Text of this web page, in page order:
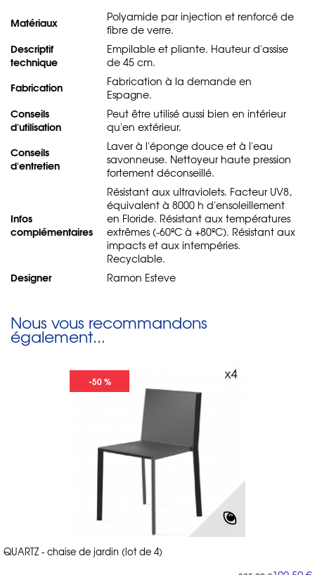
Matériaux
Polyamide par injection et renforcé de
fibre de verre.
Descriptif
technique
Empilable et pliante. Hauteur d'assise
de 45 cm.
Fabrication
Fabrication à la demande en
Espagne.
Conseils
d'utilisation
Peut être utilisé aussi bien en intérieur
qu'en extérieur.
Conseils
d'entretien
Laver à l'éponge douce et à l'eau
savonneuse. Nettoyeur haute pression
fortement déconseillé.
Infos
complémentaires
Résistant aux ultraviolets. Facteur UV8,
équivalent à 8000 h d'ensoleillement
en Floride. Résistant aux températures
extrêmes (-60ºC à +80ºC). Résistant aux
impacts et aux intempéries.
Recyclable.
Designer Ramon Esteve
Nous vous recommandons
également...
-50 %
QUARTZ - chaise de jardin (lot de 4)